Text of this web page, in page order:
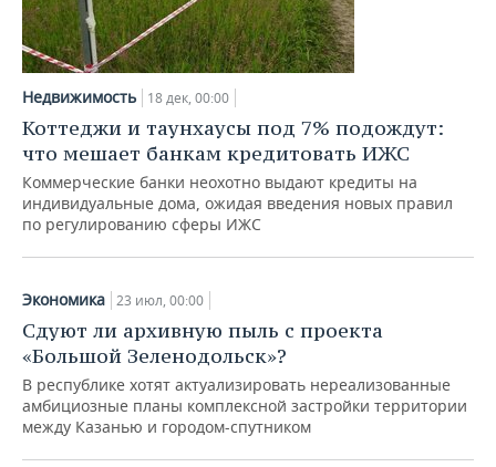
Недвижимость 18 дек, 00:00
Коттеджи и таунхаусы под 7% подождут:
что мешает банкам кредитовать ИЖС
Коммерческие банки неохотно выдают кредиты на
индивидуальные дома, ожидая введения новых правил
по регулированию сферы ИЖС
Экономика 23 июл, 00:00
Сдуют ли архивную пыль с проекта
«Большой Зеленодольск»?
В республике хотят актуализировать нереализованные
амбициозные планы комплексной застройки территории
между Казанью и городом-спутником